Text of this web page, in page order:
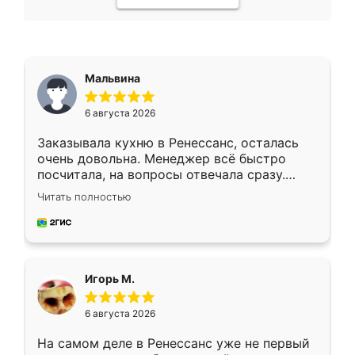
Мальвина
6 августа 2026
Заказывала кухню в Ренессанс, осталась
очень довольна. Менеджер всё быстро
посчитала, на вопросы отвечала сразу.
Замерщик приехал в субботу, подошёл к
делу со всей ответственностью. Собрали
за день, ребята работали аккуратно, даже
Читать полностью
Игорь М.
6 августа 2026
На самом деле в Ренессанс уже не первый